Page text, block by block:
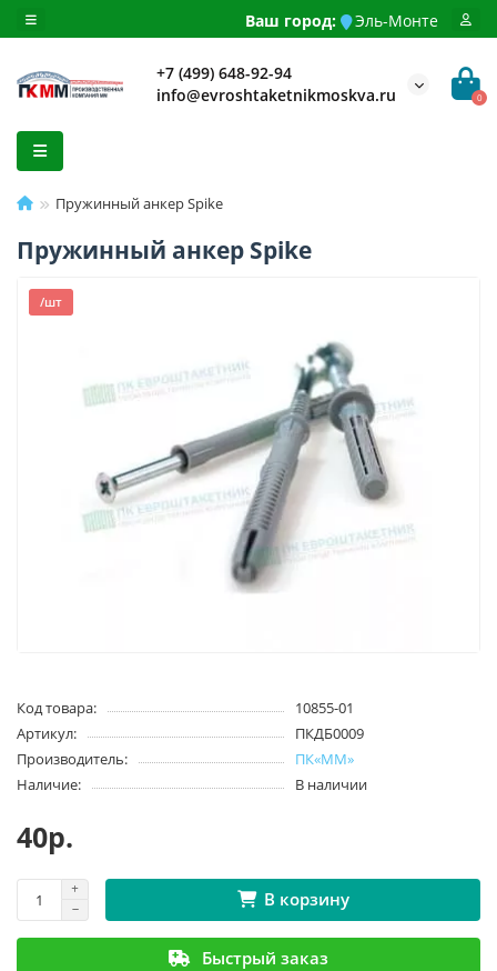
Ваш город: Эль-Монте
+7 (499) 648-92-94
info@evroshtaketnikmoskva.ru
0
Пружинный анкер Spike
Пружинный анкер Spike
/шт
Код товара:
10855-01
Артикул:
ПКДБ0009
Производитель:
ПК«ММ»
Наличие:
В наличии
40р.
В корзину
Быстрый заказ